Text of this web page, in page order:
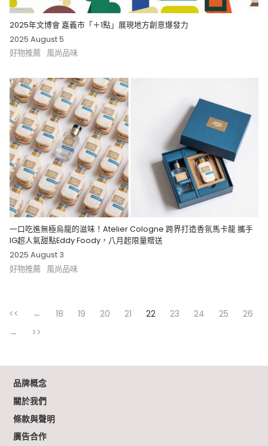
2025年文博會 嘉義市「＋1點」展現地方創意爆發力
2025 August 5
好物推薦 風尚品味
一口吃進無極烏龍的滋味！Atelier Cologne 跨界打造香氛馬卡龍 攜手
IG超人氣甜點Eddy Foody，八月起限量贈送
2025 August 3
好物推薦 風尚品味
<< ← 18 19 20 21 22 23 24 25
26
→
>>
品牌概念
關於我們
條款與聲明
廣告合作